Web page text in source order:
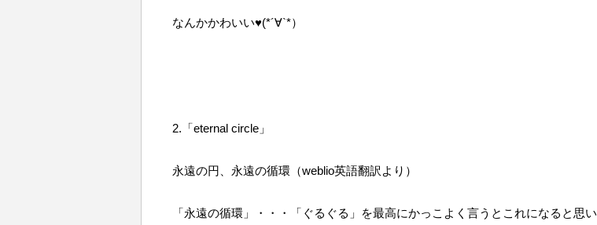
なんかかわいい♥(*´∀`*）
2.「eternal circle」
永遠の円、永遠の循環（weblio英語翻訳より）
「永遠の循環」・・・「ぐるぐる」を最高にかっこよく言うとこれになると思い